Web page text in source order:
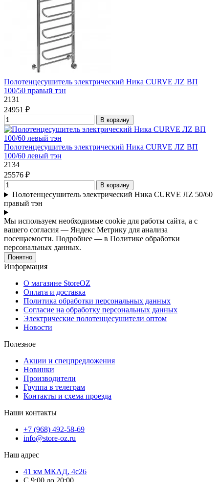
Полотенцесушитель электрический Ника CURVE ЛZ ВП
100/50 правый тэн
2131
24951 ₽
В корзину
Полотенцесушитель электрический Ника CURVE ЛZ ВП
100/60 левый тэн
2134
25576 ₽
В корзину
Полотенцесушитель электрический Ника CURVE ЛZ 50/60
правый тэн
Мы используем необходимые cookie для работы сайта, а с
вашего согласия — Яндекс Метрику для анализа
посещаемости. Подробнее — в Политике обработки
персональных данных.
Понятно
Информация
О магазине StoreOZ
Оплата и доставка
Политика обработки персональных данных
Согласие на обработку персональных данных
Электрические полотенцесушители оптом
Новости
Полезное
Акции и спецпредложения
Новинки
Производители
Группа в телеграм
Контакты и схема проезда
Наши контакты
+7 (968) 492-58-69
info@store-oz.ru
Наш адрес
41 км МКАД, 4с26